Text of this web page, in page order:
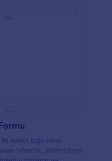
konut başvurusu
yönetin, yönlendiren